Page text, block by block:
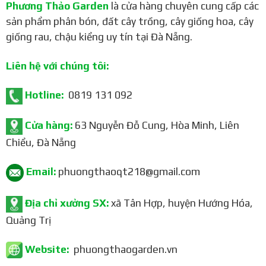
Thời gian từ khi trồng đến khi ra hoa khoảng 45-65
ngày.
Hoa hướng lên trên, tạo dáng vẻ thanh thoát và duyên
Tầm quan trọng và ý nghĩa trong trang trí và làm cảnh
Hoa lily Pavia được ưa chuộng trong trang trí nội thất và
ngoại thất nhờ vào màu sắc rực rỡ và hình dáng đẹp mắt.
Chúng thường được sử dụng để:
ban công, sân vườn hoặc làm cây cảnh trong nhà.
Loài hoa này cũng thường được sử dụng trong các sự
kiện như đám cưới, lễ hội vì vẻ đẹp và sự sang trọng mà
nó mang lại.
Trong nhiều nền văn hóa, hoa lily biểu thị cho sự thuần
Phương Thảo Garden là cửa hàng chuyên cung cấp các
sản phẩm phân bón, đất cây trồng, cây giống hoa, cây
giống rau, chậu kiểng uy tín tại Đà Nẵng.
Liên hệ với chúng tôi:
Hotline:0819 131 092
Cửa hàng:63 Nguyễn Đỗ Cung, Hòa Minh, Liên
Chiểu, Đà Nẵng
Email:phuongthaoqt218@gmail.com
Địa chỉ xưởng SX:xã Tân Hợp, huyện Hướng Hóa,
Quảng Trị
Website:phuongthaogarden.vn